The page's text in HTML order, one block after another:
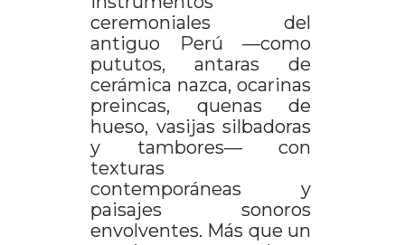
ceremoniales del
antiguo Perú —como
pututos, antaras de
cerámica nazca, ocarinas
preincas, quenas de
hueso, vasijas silbadoras
y tambores— con
texturas
contemporáneas y
paisajes sonoros
envolventes. Más que un